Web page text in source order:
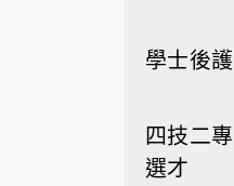
學士後
四技二
選才